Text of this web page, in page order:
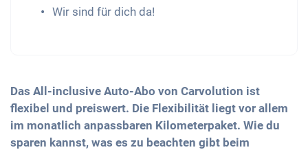
Wir sind für dich da!
Das All-inclusive Auto-Abo von Carvolution ist
flexibel und preiswert. Die Flexibilität liegt vor allem
im monatlich anpassbaren Kilometerpaket. Wie du
sparen kannst, was es zu beachten gibt beim